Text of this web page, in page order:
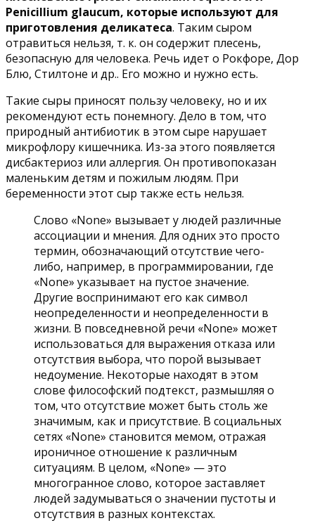
Penicillium glaucum, которые используют для
приготовления деликатеса. Таким сыром
отравиться нельзя, т. к. он содержит плесень,
безопасную для человека. Речь идет о Рокфоре, Дор
Блю, Стилтоне и др.. Его можно и нужно есть.
Такие сыры приносят пользу человеку, но и их
рекомендуют есть понемногу. Дело в том, что
природный антибиотик в этом сыре нарушает
микрофлору кишечника. Из-за этого появляется
дисбактериоз или аллергия. Он противопоказан
маленьким детям и пожилым людям. При
беременности этот сыр также есть нельзя.
Слово «None» вызывает у людей различные
ассоциации и мнения. Для одних это просто
термин, обозначающий отсутствие чего-
либо, например, в программировании, где
«None» указывает на пустое значение.
Другие воспринимают его как символ
неопределенности и неопределенности в
жизни. В повседневной речи «None» может
использоваться для выражения отказа или
отсутствия выбора, что порой вызывает
недоумение. Некоторые находят в этом
слове философский подтекст, размышляя о
том, что отсутствие может быть столь же
значимым, как и присутствие. В социальных
сетях «None» становится мемом, отражая
ироничное отношение к различным
ситуациям. В целом, «None» — это
многогранное слово, которое заставляет
людей задумываться о значении пустоты и
отсутствия в разных контекстах.